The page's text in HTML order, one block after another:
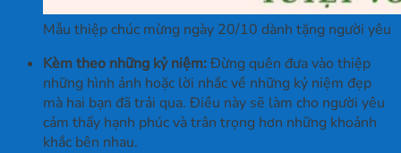
Mẫu thiệp chúc mừng ngày 20/10 dành tặng người yêu
Kèm theo những kỷ niệm:Đừng quên đưa vào thiệp
những hình ảnh hoặc lời nhắc về những kỷ niệm đẹp
mà hai bạn đã trải qua. Điều này sẽ làm cho người yêu
cảm thấy hạnh phúc và trân trọng hơn những khoảnh
khắc bên nhau.